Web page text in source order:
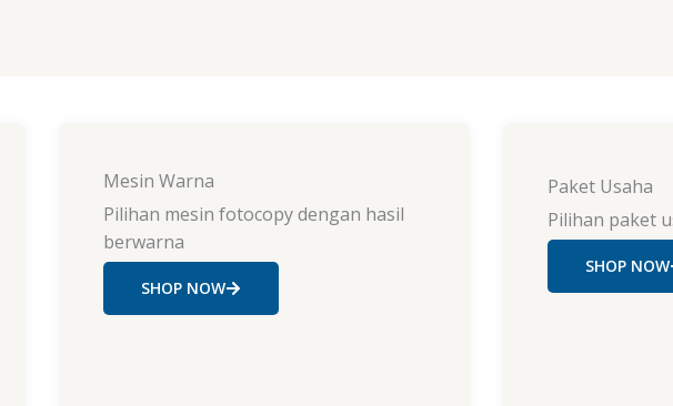
Mesin Warna
Pilihan mesin fotocopy dengan hasil
berwarna
SHOP NOW
Paket Usaha
Pilihan paket
SHOP NOW